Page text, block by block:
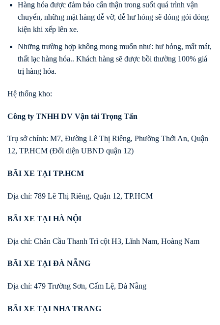
Hàng hóa được đảm bảo cẩn thận trong suốt quá trình vận
chuyển, những mặt hàng dễ vỡ, dễ hư hỏng sẽ đóng gói đóng
kiện khi xếp lên xe.
Những trường hợp không mong muốn như: hư hỏng, mất mát,
thất lạc hàng hóa.. Khách hàng sẽ được bồi thường 100% giá
trị hàng hóa.
Hệ thống kho:
Công ty TNHH DV Vận tải Trọng Tấn
Trụ sở chính: M7, Đường Lê Thị Riêng, Phường Thới An, Quận
12, TP.HCM (Đối diện UBND quận 12)
BÃI XE TẠI TP.HCM
Địa chỉ: 789 Lê Thị Riêng, Quận 12, TP.HCM
BÃI XE TẠI HÀ NỘI
Địa chỉ: Chân Cầu Thanh Trì cột H3, Lĩnh Nam, Hoàng Nam
BÃI XE TẠI ĐÀ NẴNG
Địa chỉ: 479 Trường Sơn, Cẩm Lệ, Đà Nẵng
BÃI XE TẠI NHA TRANG